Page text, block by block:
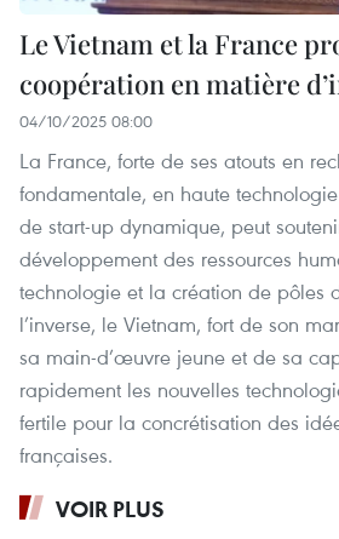
Le Vietnam et la France
coopération en matière
04/10/2025 08:00
La France, forte de ses atouts en
fondamentale, en haute
de start-up dynamique, peut
développement des ressources
technologie et la création de pôles
l’inverse, le Vietnam, fort de son
sa main-d’œuvre jeune et de sa
rapidement les nouvelles
fertile pour la concrétisation des
françaises.
VOIR PLUS